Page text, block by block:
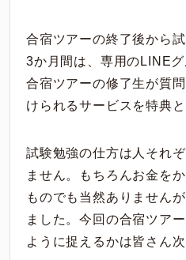
合宿ツアーの終了後から
3か月間は、専用のLINEグ
合宿ツアーの修了生が質
けられるサービスを特典
試験勉強の仕方は人それ
ません。もちろんお金を
ものでも当然ありません
ました。今回の合宿ツア
ように捉えるかは皆さん